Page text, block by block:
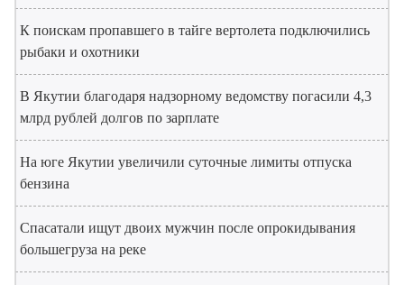
К поискам пропавшего в тайге вертолета подключились
рыбаки и охотники
В Якутии благодаря надзорному ведомству погасили 4,3
млрд рублей долгов по зарплате
На юге Якутии увеличили суточные лимиты отпуска
бензина
Спасатали ищут двоих мужчин после опрокидывания
большегруза на реке